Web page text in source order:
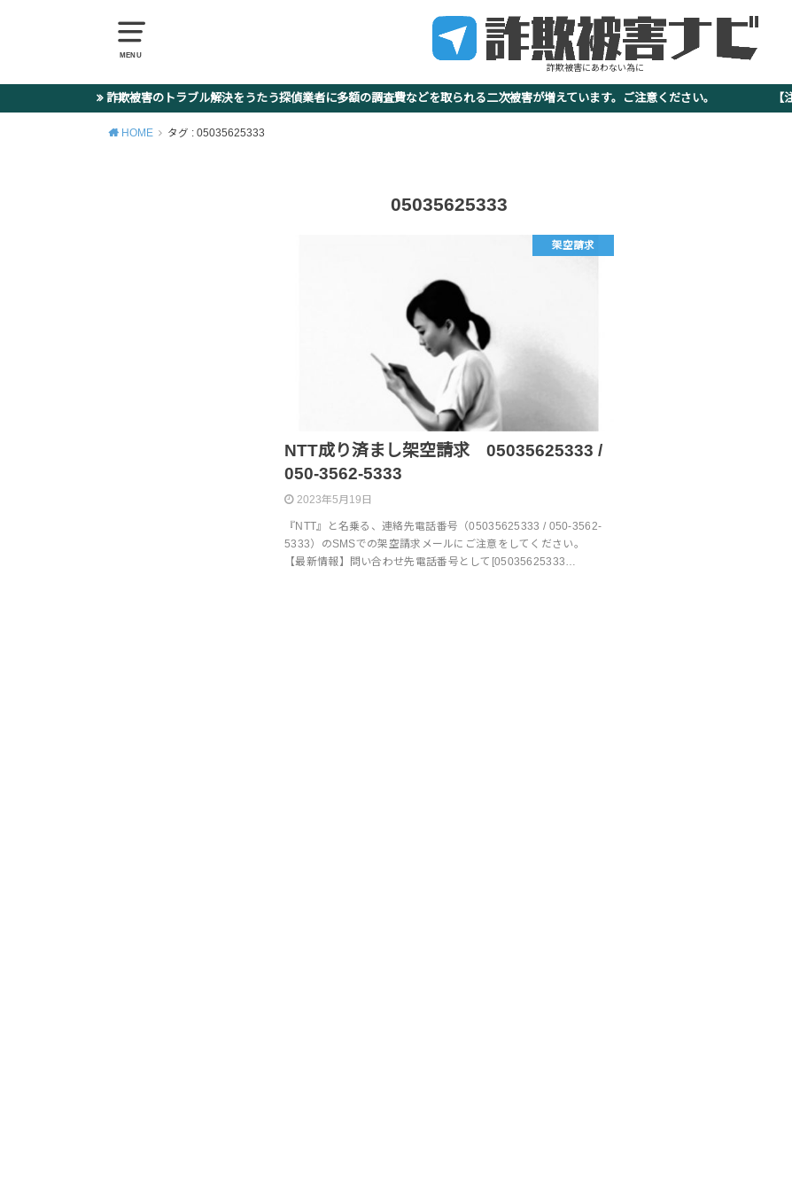
MENU
詐欺被害にあわない為に
詐欺被害のトラブル解決をうたう探偵業者に多額の調査費などを取られる二次被害が増えています。ご注意ください。 【注
HOME タグ : 05035625333
05035625333
架空請求
NTT成り済まし架空請求 05035625333 /
050-3562-5333
2023年5月19日
『NTT』と名乗る、連絡先電話番号（05035625333 / 050-3562-
5333）のSMSでの架空請求メールにご注意をしてください。
【最新情報】問い合わせ先電話番号として[05035625333…